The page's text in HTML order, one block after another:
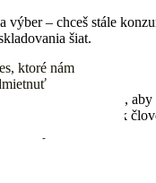
– chceš stále
šiat.
Snažíme sa,
je v tom, že ak
si ho požičať.
ktoré nám